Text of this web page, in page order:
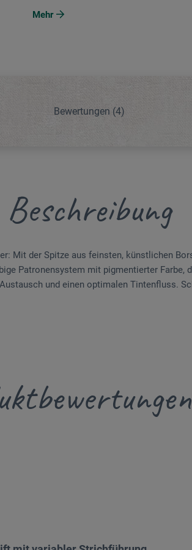
Mehr
Bewertungen (4)
Beschreibung
Mit der Spitze aus feinsten, künstlichen
Patronensystem mit pigmentierter Farbe,
und einen optimalen Tintenfluss.